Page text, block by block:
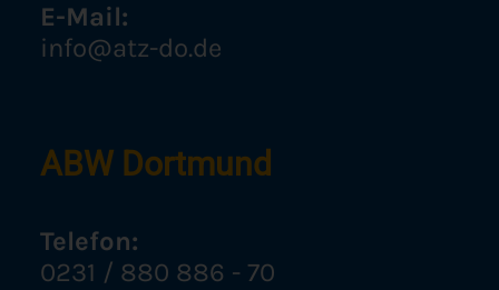
E-Mail:
info@atz-do.de
ABW Dortmund
Telefon:
0231 / 880 886 - 70